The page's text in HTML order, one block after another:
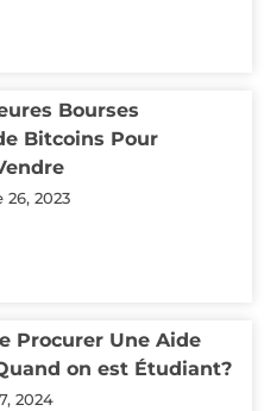
Bourses
Bitcoins Pour
26, 2023
Procurer Une Aide
on est Étudiant?
2024